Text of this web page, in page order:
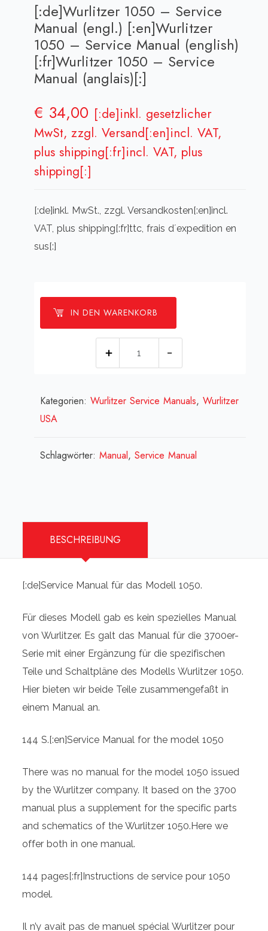
[:de]Wurlitzer 1050 – Service
Manual (engl.) [:en]Wurlitzer
1050 – Service Manual (english)
[:fr]Wurlitzer 1050 – Service
Manual (anglais)[:]
€ 34,00 [:de]inkl. gesetzlicher
MwSt, zzgl. Versand[:en]incl. VAT,
plus shipping[:fr]incl. VAT, plus
shipping[:]
[:de]inkl. MwSt., zzgl. Versandkosten[:en]incl.
VAT, plus shipping[:fr]ttc, frais d´expedition en
sus[:]
IN DEN WARENKORB
Service
[:en]Wurlitzer
Manual
(english)
[:fr]Wurlitzer
1050
Service
Manual
(anglais)
[:]
Menge
Kategorien:Wurlitzer Service Manuals,Wurlitzer
USA
Schlagwörter:Manual,Service Manual
BESCHREIBUNG
[:de]Service Manual für das Modell 1050.
Für dieses Modell gab es kein spezielles Manual
von Wurlitzer. Es galt das Manual für die 3700er-
Serie mit einer Ergänzung für die spezifischen
Teile und Schaltpläne des Modells Wurlitzer 1050.
Hier bieten wir beide Teile zusammengefaßt in
einem Manual an.
144 S.[:en]Service Manual for the model 1050
There was no manual for the model 1050 issued
by the Wurlitzer company. It based on the 3700
manual plus a supplement for the specific parts
and schematics of the Wurlitzer 1050.Here we
offer both in one manual.
144 pages[:fr]Instructions de service pour 1050
model.
Il n’y avait pas de manuel spécial Wurlitzer pour